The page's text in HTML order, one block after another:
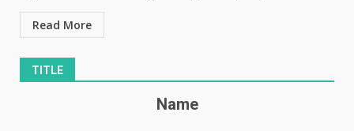
Read More
TITLE
Name